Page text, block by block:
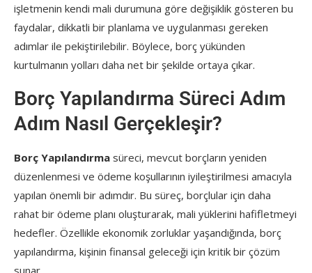
işletmenin kendi mali durumuna göre değişiklik gösteren bu
faydalar, dikkatli bir planlama ve uygulanması gereken
adımlar ile pekiştirilebilir. Böylece, borç yükünden
kurtulmanın yolları daha net bir şekilde ortaya çıkar.
Borç Yapılandırma Süreci Adım
Adım Nasıl Gerçekleşir?
Borç Yapılandırma süreci, mevcut borçların yeniden
düzenlenmesi ve ödeme koşullarının iyileştirilmesi amacıyla
yapılan önemli bir adımdır. Bu süreç, borçlular için daha
rahat bir ödeme planı oluşturarak, mali yüklerini hafifletmeyi
hedefler. Özellikle ekonomik zorluklar yaşandığında, borç
yapılandırma, kişinin finansal geleceği için kritik bir çözüm
sunar.